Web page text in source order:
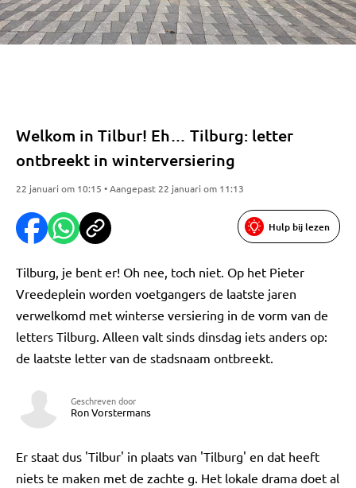
Welkom in Tilbur! Eh… Tilburg: letter
ontbreekt in winterversiering
22 januari om 10:15 • Aangepast 22 januari om 11:13
Hulp bij lezen
Tilburg, je bent er! Oh nee, toch niet. Op het Pieter
Vreedeplein worden voetgangers de laatste jaren
verwelkomd met winterse versiering in de vorm van de
letters Tilburg. Alleen valt sinds dinsdag iets anders op:
de laatste letter van de stadsnaam ontbreekt.
Geschreven door
Ron Vorstermans
Er staat dus 'Tilbur' in plaats van 'Tilburg' en dat heeft
niets te maken met de zachte g. Het lokale drama doet al